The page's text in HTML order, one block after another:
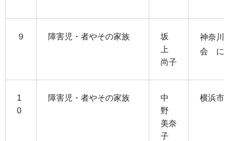
９ 障害児・者やその家族
坂
上
尚子
神奈川
会 に
1
0
障害児・者やその家族
中
野
美奈
子
横浜市